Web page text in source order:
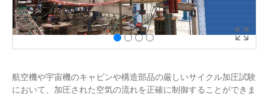
航空機や宇宙機のキャビンや構造部品の厳しいサイクル加圧試験
において、加圧された空気の流れを正確に制御することができま